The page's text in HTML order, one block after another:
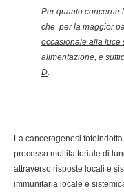
Per quanto concerne
che per la maggior
occasionale alla luce
alimentazione, è
D.
La cancerogenesi
processo multifattoriale di
attraverso risposte locali e
immunitaria locale e